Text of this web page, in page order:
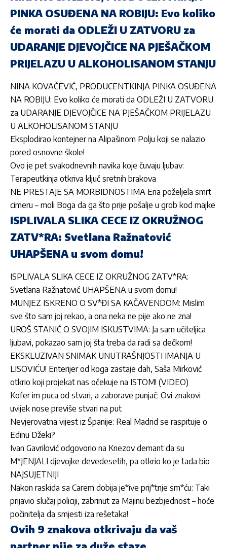
PINKA OSUĐENA NA ROBIJU: Evo koliko
će morati da ODLEŽI U ZATVORU za
UDARANJE DJEVOJČICE NA PJEŠAČKOM
PRIJELAZU U ALKOHOLISANOM STANJU
NINA KOVAČEVIĆ, PRODUCENTKINJA PINKA OSUĐENA
NA ROBIJU: Evo koliko će morati da ODLEŽI U ZATVORU
za UDARANJE DJEVOJČICE NA PJEŠAČKOM PRIJELAZU
U ALKOHOLISANOM STANJU
Eksplodirao kontejner na Alipašinom Polju koji se nalazio
pored osnovne škole!
Ovo je pet svakodnevnih navika koje čuvaju ljubav:
Terapeutkinja otkriva ključ sretnih brakova
NE PRESTAJE SA MORBIDNOSTIMA Ena poželjela smrt
cimeru – moli Boga da ga što prije pošalje u grob kod majke
ISPLIVALA SLIKA CECE IZ OKRUŽNOG
ZATV*RA: Svetlana Ražnatović
UHAPŠENA u svom domu!
ISPLIVALA SLIKA CECE IZ OKRUŽNOG ZATV*RA:
Svetlana Ražnatović UHAPŠENA u svom domu!
MUNJEZ ISKRENO O SV*ĐI SA KAČAVENDOM: Mislim
sve što sam joj rekao, a ona neka ne pije ako ne zna!
UROŠ STANIĆ O SVOJIM ISKUSTVIMA: Ja sam učiteljica
ljubavi, pokazao sam joj šta treba da radi sa dečkom!
EKSKLUZIVAN SNIMAK UNUTRAŠNJOSTI IMANJA U
LISOVIĆU! Enterijer od koga zastaje dah, Saša Mirković
otkrio koji projekat nas očekuje na ISTOM! (VIDEO)
Kofer im puca od stvari, a zaborave punjač: Ovi znakovi
uvijek nose previše stvari na put
Nevjerovatna vijest iz Španije: Real Madrid se raspituje o
Edinu Džeki?
Ivan Gavrilović odgovorio na Knezov demant da su
M*JENJALI djevojke devedesetih, pa otkrio ko je tada bio
NAJSUJETNIJI
Nakon raskida sa Carem dobija je*ive prij*tnje sm*ću: Taki
prijavio slučaj policiji, zabrinut za Majinu bezbjednost – hoće
počinitelja da smjesti iza rešetaka!
Ovih 9 znakova otkrivaju da vaš